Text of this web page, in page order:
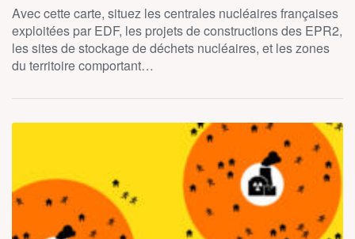
Avec cette carte, situez les centrales nucléaires françaises
exploitées par EDF, les projets de constructions des EPR2,
les sites de stockage de déchets nucléaires, et les zones
du territoire comportant…